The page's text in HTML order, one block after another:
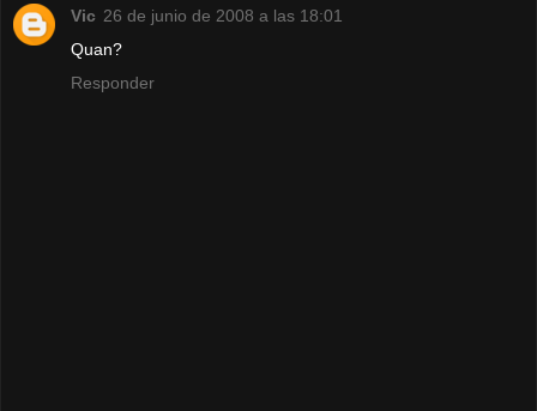
Vic 26 de junio de 2008 a las 18:01
Quan?
Responder